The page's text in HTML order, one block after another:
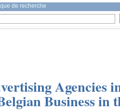
de recherche
Agencies
Business